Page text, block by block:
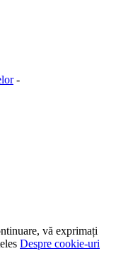
-
vă exprimați
Despre cookie-uri